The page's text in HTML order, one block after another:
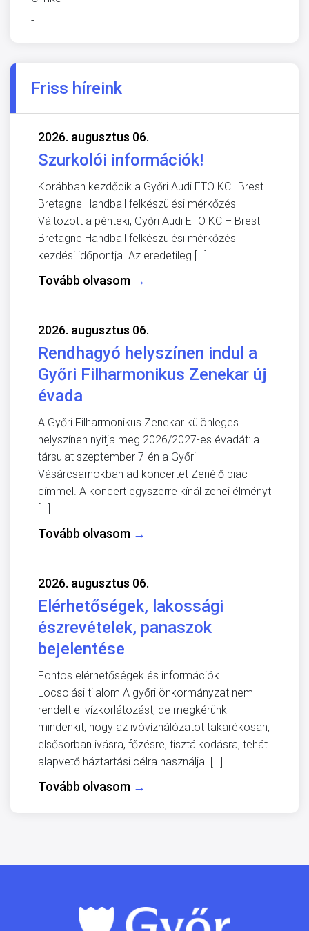
-
Friss híreink
2026. augusztus 06.
Szurkolói információk!
Korábban kezdődik a Győri Audi ETO KC–Brest
Bretagne Handball felkészülési mérkőzés
Változott a pénteki, Győri Audi ETO KC – Brest
Bretagne Handball felkészülési mérkőzés
kezdési időpontja. Az eredetileg […]
Tovább olvasom →
2026. augusztus 06.
Rendhagyó helyszínen indul a
Győri Filharmonikus Zenekar új
évada
A Győri Filharmonikus Zenekar különleges
helyszínen nyitja meg 2026/2027-es évadát: a
társulat szeptember 7-én a Győri
Vásárcsarnokban ad koncertet Zenélő piac
címmel. A koncert egyszerre kínál zenei élményt
[…]
Tovább olvasom →
2026. augusztus 06.
Elérhetőségek, lakossági
észrevételek, panaszok
bejelentése
Fontos elérhetőségek és információk
Locsolási tilalom A győri önkormányzat nem
rendelt el vízkorlátozást, de megkérünk
mindenkit, hogy az ivóvízhálózatot takarékosan,
elsősorban ivásra, főzésre, tisztálkodásra, tehát
alapvető háztartási célra használja. […]
Tovább olvasom →